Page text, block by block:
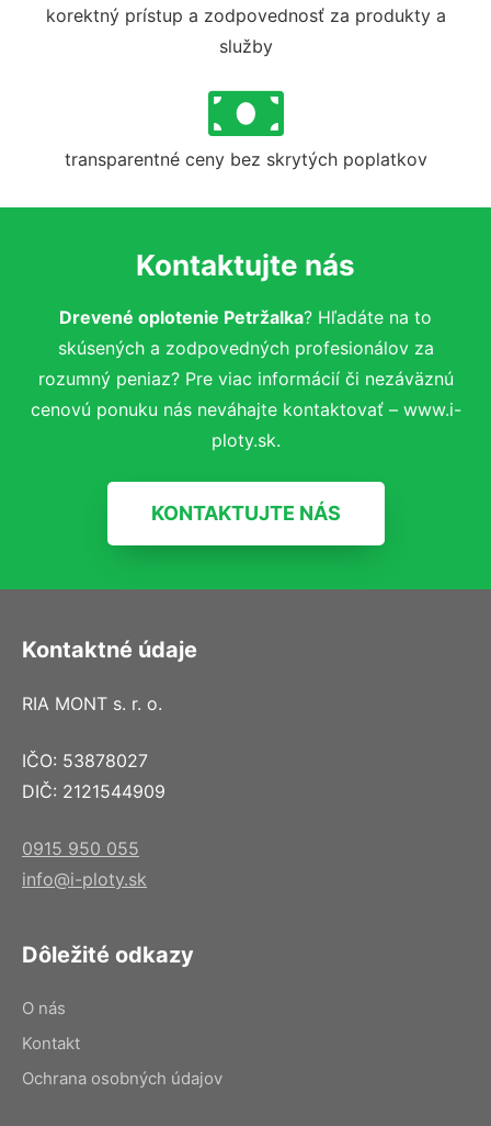
korektný prístup a zodpovednosť za produkty a
služby
transparentné ceny bez skrytých poplatkov
Kontaktujte nás
Drevené oplotenie Petržalka? Hľadáte na to
skúsených a zodpovedných profesionálov za
rozumný peniaz? Pre viac informácií či nezáväznú
cenovú ponuku nás neváhajte kontaktovať – www.i-
ploty.sk.
KONTAKTUJTE NÁS
Kontaktné údaje
RIA MONT s. r. o.
IČO: 53878027
DIČ: 2121544909
0915 950 055
info@i-ploty.sk
Dôležité odkazy
O nás
Kontakt
Ochrana osobných údajov